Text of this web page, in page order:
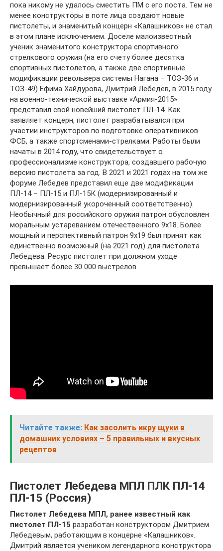
пока никому не удалось сместить ПМ с его поста. Тем не
менее конструкторы в поте лица создают новые
пистолеты, и знаменитый концерн «Калашников» не стал
в этом плане исключением. Доселе малоизвестный
ученик знаменитого конструктора спортивного
стрелкового оружия (на его счету более десятка
спортивных пистолетов, а также две спортивные
модификации револьвера системы Нагана – ТОЗ-36 и
ТОЗ-49) Ефима Хайдурова, Дмитрий Лебедев, в 2015 году
на военно-технической выставке «Армия-2015»
представил свой новейший пистолет ПЛ-14. Как
заявляет концерн, пистолет разрабатывался при
участии инструкторов по подготовке оперативников
ФСБ, а также спортсменами-стрелками. Работы были
начаты в 2014 году, что свидетельствует о
профессионализме конструктора, создавшего рабочую
версию пистолета за год. В 2021 и 2021 годах на том же
форуме Лебедев представил еще две модификации
ПЛ-14 – ПЛ-15 и ПЛ-15К (модернизированный и
модернизированный укороченный соответственно).
Необычный для российского оружия патрон обусловлен
моральным устареванием отечественного 9х18. Более
мощный и перспективный патрон 9х19 был принят как
единственно возможный (на 2021 год) для пистолета
Лебедева. Ресурс пистолет при должном уходе
превышает более 30 000 выстрелов.
Читайте также: Как засолить икру щуки в
домашних условиях – 5 правильных и вкусных
рецептов
Пистолет Лебедева МПЛ ПЛК ПЛ-14
ПЛ-15 (Россия)
Пистолет Лебедева МПЛ, ранее известный как
пистолет ПЛ-15 разработан конструктором Дмитрием
Лебедевым, работающим в концерне «Калашников».
Дмитрий является учеником легендарного конструктора